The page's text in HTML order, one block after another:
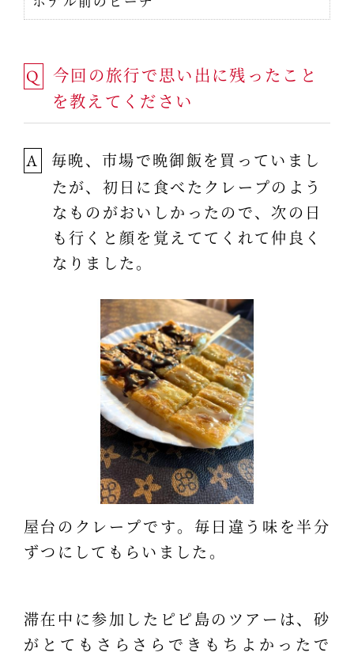
Q
今回の旅行で思い出に残ったこと
を教えてください
A
毎晩、市場で晩御飯を買っていまし
たが、初日に食べたクレープのよう
なものがおいしかったので、次の日
も行くと顔を覚えててくれて仲良く
なりました。
屋台のクレープです。毎日違う味を半分
ずつにしてもらいました。
滞在中に参加したピピ島のツアーは、砂
がとてもさらさらできもちよかったで